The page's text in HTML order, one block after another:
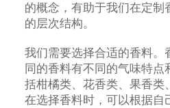
的概念，有助于我们在定制
的层次结构。
我们需要选择合适的香料。
同的香料有不同的气味特
括柑橘类、花香类、果香类
在选择香料时，可以根据自